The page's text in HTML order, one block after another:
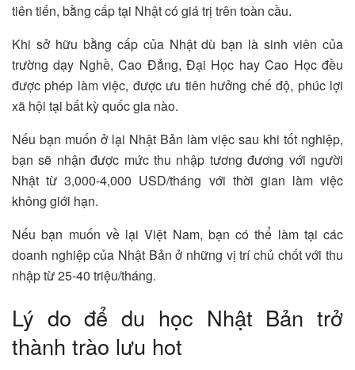
tiên tiến, bằng cấp tại Nhật có giá trị trên toàn cầu.
Khi sở hữu bằng cấp của Nhật dù bạn là sinh viên của
trường dạy Nghề, Cao Đẳng, Đại Học hay Cao Học đều
được phép làm việc, được ưu tiên hưởng chế độ, phúc lợi
xã hội tại bất kỳ quốc gia nào.
Nếu bạn muốn ở lại Nhật Bản làm việc sau khi tốt nghiệp,
bạn sẽ nhận được mức thu nhập tương đương với người
Nhật từ 3,000-4,000 USD/tháng với thời gian làm việc
không giới hạn.
Nếu bạn muốn về lại Việt Nam, bạn có thể làm tại các
doanh nghiệp của Nhật Bản ở những vị trí chủ chốt với thu
nhập từ 25-40 triệu/tháng.
Lý do để du học Nhật Bản trở
thành trào lưu hot